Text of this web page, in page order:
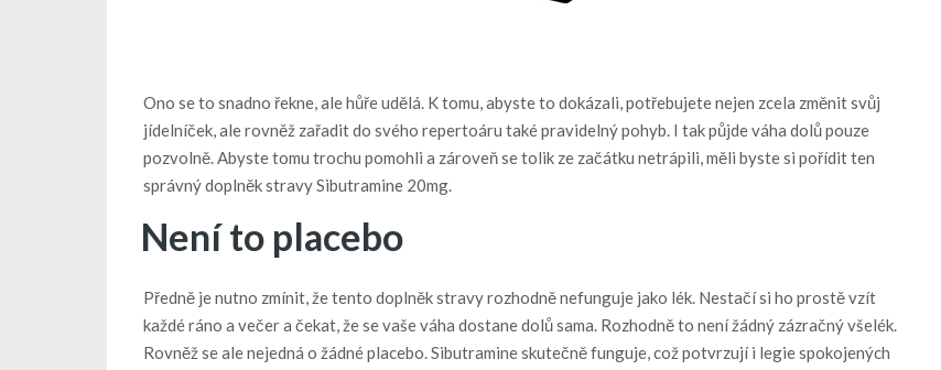
Ono se to snadno řekne, ale hůře udělá. K tomu, abyste to dokázali, potřebujete nejen zcela změnit svůj
jídelníček, ale rovněž zařadit do svého repertoáru také pravidelný pohyb. I tak půjde váha dolů pouze
pozvolně. Abyste tomu trochu pomohli a zároveň se tolik ze začátku netrápili, měli byste si pořídit ten
správný doplněk stravySibutramine 20mg.
Není to placebo
Předně je nutno zmínit, že tento doplněk stravy rozhodně nefunguje jako lék. Nestačí si ho prostě vzít
každé ráno a večer a čekat, že se vaše váha dostane dolů sama. Rozhodně to není žádný zázračný všelék.
Rovněž se ale nejedná o žádné placebo. Sibutramine skutečně funguje, což potvrzují i legie spokojených